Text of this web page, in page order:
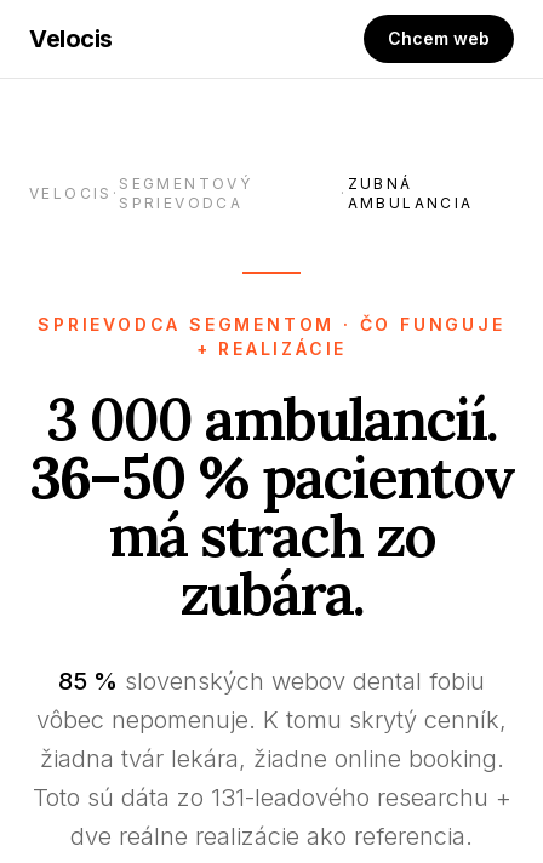
Velocis Chcem web
VELOCIS ·
SEGMENTOVÝ
SPRIEVODCA
·
ZUBNÁ
AMBULANCIA
SPRIEVODCA SEGMENTOM · ČO FUNGUJE
+ REALIZÁCIE
3 000 ambulancií.
36–50 %pacientov
má strach zo
zubára.
85 % slovenských webov dental fobiu
vôbec nepomenuje. K tomu skrytý cenník,
žiadna tvár lekára, žiadne online booking.
Toto sú dáta zo 131-leadového researchu +
dve reálne realizácie ako referencia.